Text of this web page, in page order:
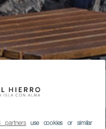
partnersuse cookies or similar